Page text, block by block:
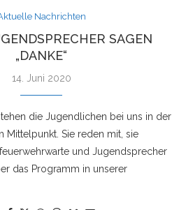
Nachrichten
SAGEN
„DANKE“
14. Juni 2020
die Jugendlichen bei uns in der
Mittelpunkt. Sie reden mit, sie
und Jugendsprecher
das Programm in unserer